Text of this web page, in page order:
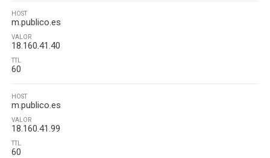
HOST
m.publico.es
VALOR
18.160.41.40
TTL
60
HOST
m.publico.es
VALOR
18.160.41.99
TTL
60